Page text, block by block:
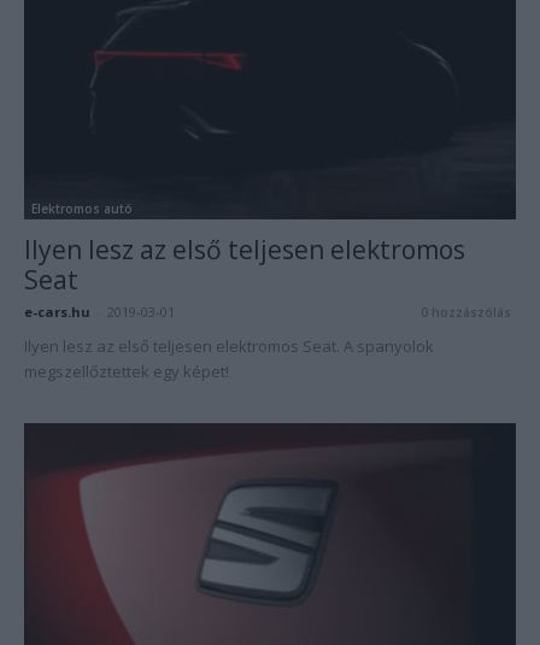
Elektromos autó
Ilyen lesz az első teljesen elektromos
Seat
e-cars.hu 2019-03-01 0 hozzászólás
Ilyen lesz az első teljesen elektromos Seat. A spanyolok
megszellőztettek egy képet!